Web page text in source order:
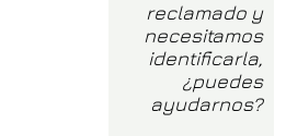
reclamado y
necesitamos
identificarla,
¿puedes
ayudarnos?